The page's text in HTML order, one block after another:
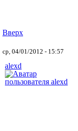
Вверх
ср, 04/01/2012 - 15:57
alexd